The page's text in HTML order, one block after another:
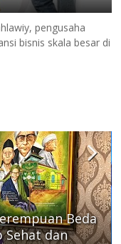
pengusaha
bisnis skala besar di
Beda
Sehat dan